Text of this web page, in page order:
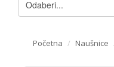
Pregledani artikli
Početna / Naušnice